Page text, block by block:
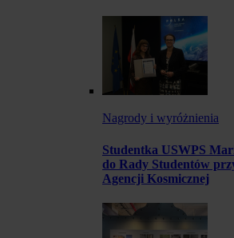
Nagrody i wyróżnienia
Studentka USWPS
do Rady Studentów
Agencji Kosmicznej